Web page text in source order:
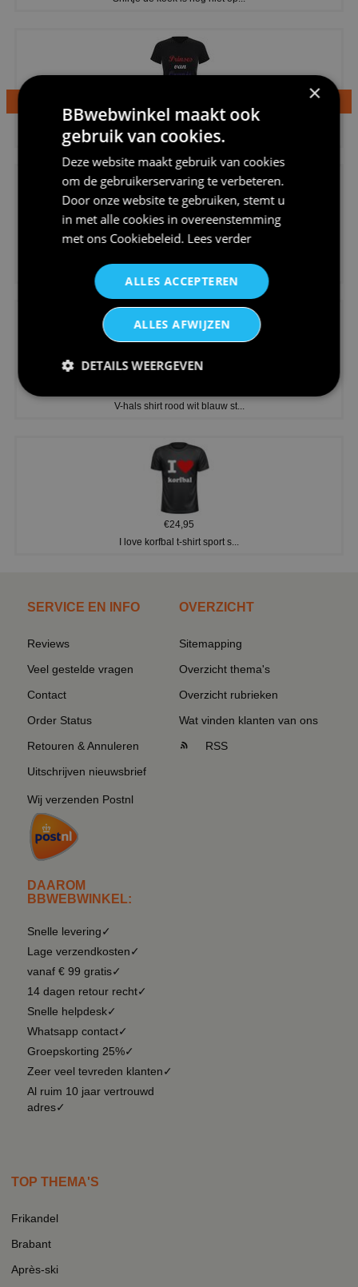
€24,95
Dames v hals t-shirt prinses v...
V-hals shirt rood wit blauw st...
€24,95
I love korfbal t-shirt sport s...
SERVICE EN INFO
Reviews
Veel gestelde vragen
Contact
Order Status
Retouren & Annuleren
Uitschrijven nieuwsbrief
Wij verzenden Postnl
DAAROM
BBWEBWINKEL:
Snelle levering✓
Lage verzendkosten✓
vanaf € 99 gratis✓
14 dagen retour recht✓
Snelle helpdesk✓
Whatsapp contact✓
Groepskorting 25%✓
Zeer veel tevreden klanten✓
Al ruim 10 jaar vertrouwd
adres✓
OVERZICHT
Sitemapping
Overzicht thema's
Overzicht rubrieken
Wat vinden klanten van ons
RSS
TOP THEMA'S
Frikandel
Brabant
Après-ski
×
BBwebwinkel maakt ook
gebruik van cookies.
Deze website maakt gebruik van cookies
om de gebruikerservaring te verbeteren.
Door onze website te gebruiken, stemt u
in met alle cookies in overeenstemming
met ons Cookiebeleid. Lees verder
ALLES ACCEPTEREN
ALLES AFWIJZEN
DETAILS WEERGEVEN